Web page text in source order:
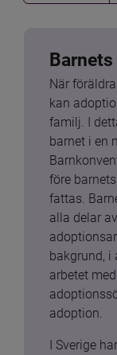
När
kan
familj. I
barnet i en
före
fattas.
alla delar
bakgrund, i
arbetet
adoption.
I Sverige